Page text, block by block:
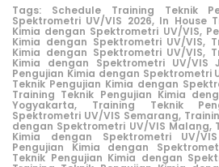
Tags: Schedule Training Teknik
Spektrometri UV/VIS 2026, In House
Kimia dengan Spektrometri UV/VIS,
Kimia dengan Spektrometri UV/VIS,
Kimia dengan Spektrometri UV/VIS,
Kimia dengan Spektrometri UV/VIS
Pengujian Kimia dengan Spektrometri
Teknik Pengujian Kimia dengan
Training Teknik Pengujian Kimia
Yogyakarta, Training Teknik
Spektrometri UV/VIS Semarang,
dengan Spektrometri UV/VIS Malang,
Kimia dengan Spektrometri UV/
Pengujian Kimia dengan
Teknik Pengujian Kimia dengan